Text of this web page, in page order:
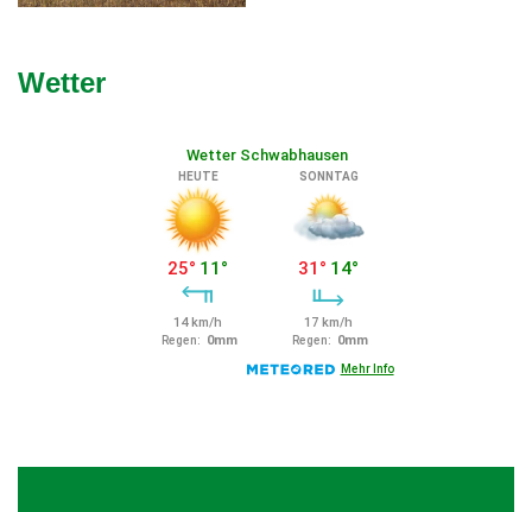
Wetter